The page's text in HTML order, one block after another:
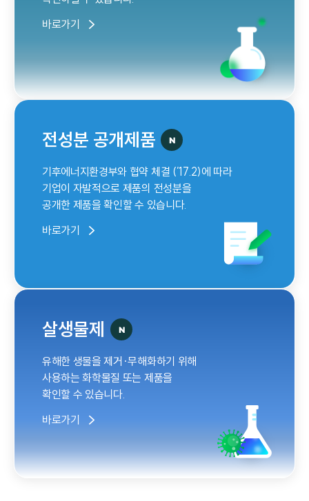
바로가기
전성분 공개제품
기후에너지환경부와 협약 체결 (’17.2)에 따라
기업이 자발적으로 제품의 전성분을
공개한 제품을 확인할 수 있습니다.
바로가기
살생물제
유해한 생물을 제거·무해화하기 위해
사용하는 화학물질 또는 제품을
확인할 수 있습니다.
바로가기